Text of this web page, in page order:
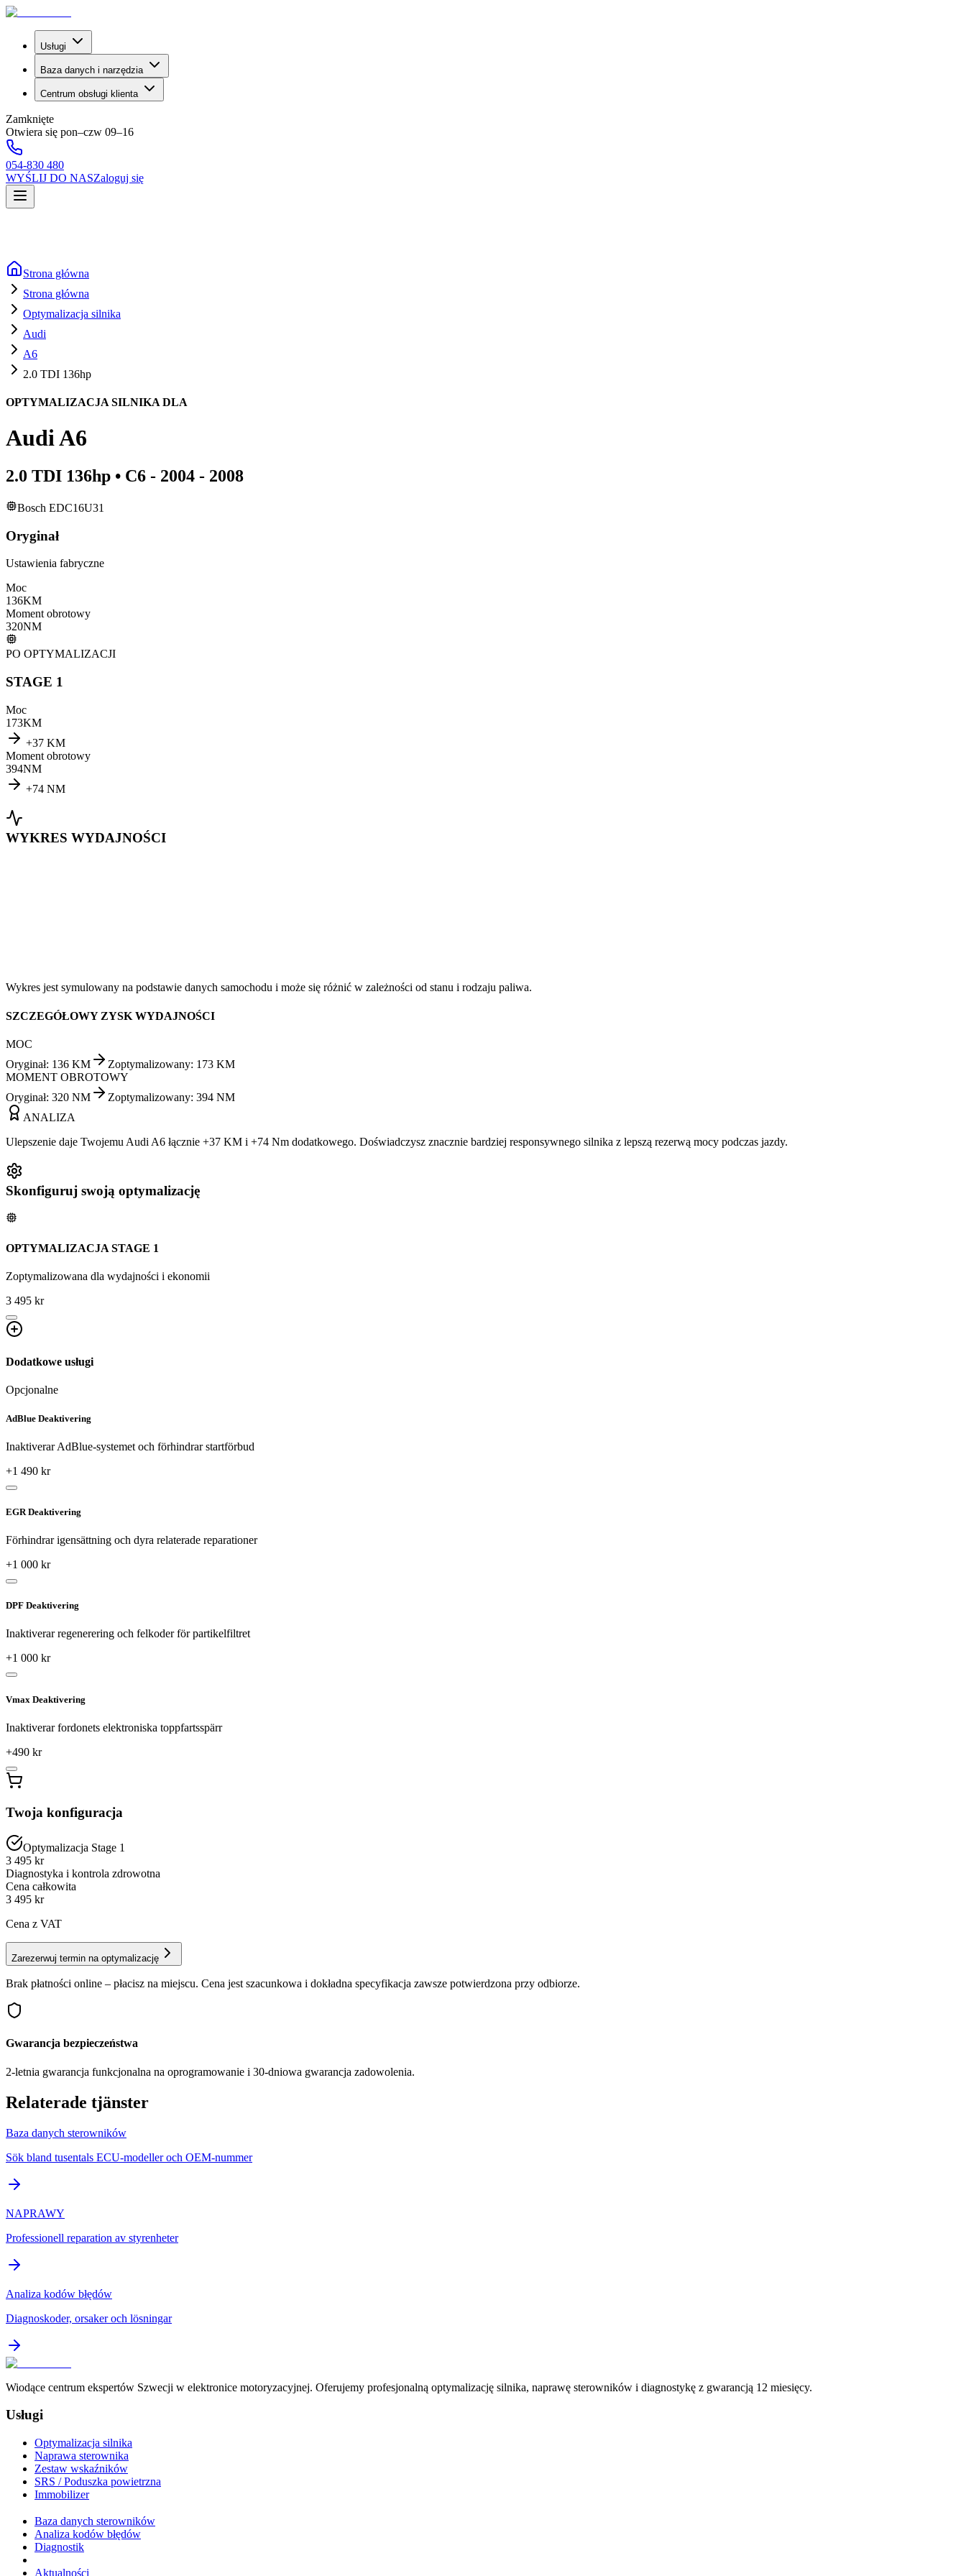
Usługi
Baza danych i narzędzia
Centrum obsługi klienta
Zamknięte
Otwiera się pon–czw 09–16
054-830 480
WYŚLIJ DO NASZaloguj się
Strona główna
Strona główna
Optymalizacja silnika
Audi
A6
2.0 TDI 136hp
OPTYMALIZACJA SILNIKA DLA
AudiA6
2.0 TDI 136hp • C6 - 2004 - 2008
Bosch EDC16U31
Oryginał
Ustawienia fabryczne
Moc
136KM
Moment obrotowy
320NM
PO OPTYMALIZACJI
STAGE 1
Moc
173KM
+37 KM
Moment obrotowy
394NM
+74 NM
WYKRES WYDAJNOŚCI
Wykres jest symulowany na podstawie danych samochodu i może się różnić w zależności od stanu i rodzaju paliwa.
SZCZEGÓŁOWY ZYSK WYDAJNOŚCI
MOC
Oryginał: 136 KM Zoptymalizowany: 173 KM
MOMENT OBROTOWY
Oryginał: 320 NM Zoptymalizowany: 394 NM
ANALIZA
Ulepszenie daje Twojemu Audi A6 łącznie +37 KM i +74 Nm dodatkowego. Doświadczysz znacznie bardziej responsywnego silnika z lepszą rezerwą mocy podczas jazdy.
Skonfiguruj swoją optymalizację
OPTYMALIZACJA STAGE 1
Zoptymalizowana dla wydajności i ekonomii
3 495 kr
Dodatkowe usługi
Opcjonalne
AdBlue Deaktivering
Inaktiverar AdBlue-systemet och förhindrar startförbud
+1 490 kr
EGR Deaktivering
Förhindrar igensättning och dyra relaterade reparationer
+1 000 kr
DPF Deaktivering
Inaktiverar regenerering och felkoder för partikelfiltret
+1 000 kr
Vmax Deaktivering
Inaktiverar fordonets elektroniska toppfartsspärr
+490 kr
Twoja konfiguracja
Optymalizacja Stage 1
3 495 kr
Diagnostyka i kontrola zdrowotna
Cena całkowita
3 495 kr
Cena z VAT
Zarezerwuj termin na optymalizację
Brak płatności online – płacisz na miejscu. Cena jest szacunkowa i dokładna specyfikacja zawsze potwierdzona przy odbiorze.
Gwarancja bezpieczeństwa
2-letnia gwarancja funkcjonalna na oprogramowanie i 30-dniowa gwarancja zadowolenia.
Relaterade tjänster
Baza danych sterowników
Sök bland tusentals ECU-modeller och OEM-nummer
NAPRAWY
Professionell reparation av styrenheter
Analiza kodów błędów
Diagnoskoder, orsaker och lösningar
Wiodące centrum ekspertów Szwecji w elektronice motoryzacyjnej. Oferujemy profesjonalną optymalizację silnika, naprawę sterowników i diagnostykę z gwarancją 12 miesięcy.
Usługi
Optymalizacja silnika
Naprawa sterownika
Zestaw wskaźników
SRS / Poduszka powietrzna
Immobilizer
Baza danych sterowników
Analiza kodów błędów
Diagnostik
Aktualności